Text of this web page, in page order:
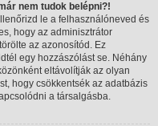
nem tudok belépni?!
le a felhasználóneved és
hogy az adminisztrátor
az azonosítód. Ez
egy hozzászólást se. Néhány
eltávolítják az olyan
hogy csökkentsék az adatbázis
a társalgásba.